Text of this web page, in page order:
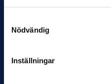
Nödvändig
Inställningar